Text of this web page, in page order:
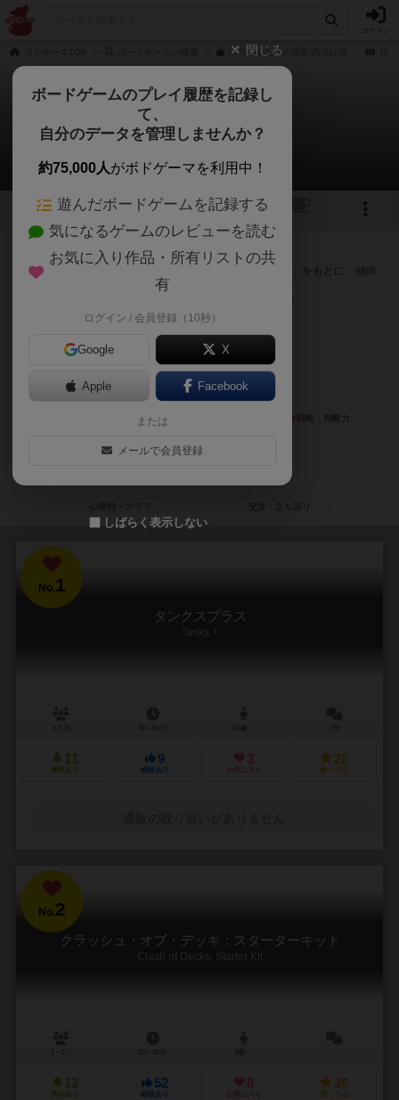
けろりんむらの通販/商品詳細
けろりんむら
次のおすすめボードゲーム
9 12 1
『けろりんむら』が好きな方へのおすすめ
このゲームのトップページで投票された「プレイ感の評価」をもとに、傾向
が近いボードゲームをランキング形式で紹介します。
No.1
タンクスプラス
Tanks +
11
興味あり
9
経験あり
3
お気に入り
26
持ってる
No.2
クラッシュ・オブ・デッキ：スターターキット
Clash of Decks: Starter Kit
12
興味あり
52
経験あり
8
お気に入り
36
持ってる
閉じる
ボードゲームのプレイ履歴を記録し
て、
自分のデータを管理しませんか？
約75,000人がボドゲーマを利用中！
遊んだボードゲームを記録する
気になるゲームのレビューを読む
お気に入り作品・所有リストの共
有
ログイン / 会員登録（10秒）
Google X
Apple Facebook
または
メールで会員登録
しばらく表示しない